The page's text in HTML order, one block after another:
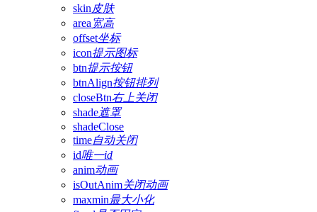
skin皮肤
area 宽高
offset坐标
icon提示图标
btn提示按钮
btnAlign按钮排列
closeBtn右上关闭
shade遮罩
shadeClose
time自动关闭
id唯一id
anim动画
isOutAnim关闭动画
maxmin最大小化